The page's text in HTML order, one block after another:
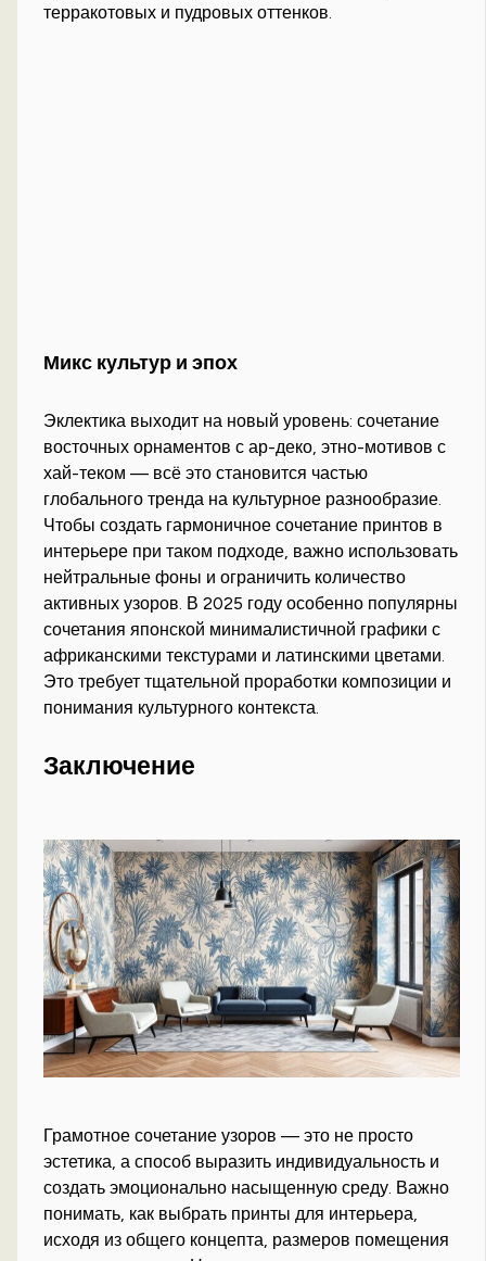
терракотовых и пудровых оттенков.
Микс культур и эпох
Эклектика выходит на новый уровень: сочетание
восточных орнаментов с ар-деко, этно-мотивов с
хай-теком — всё это становится частью
глобального тренда на культурное разнообразие.
Чтобы создать гармоничное сочетание принтов в
интерьере при таком подходе, важно использовать
нейтральные фоны и ограничить количество
активных узоров. В 2025 году особенно популярны
сочетания японской минималистичной графики с
африканскими текстурами и латинскими цветами.
Это требует тщательной проработки композиции и
понимания культурного контекста.
Заключение
Грамотное сочетание узоров — это не просто
эстетика, а способ выразить индивидуальность и
создать эмоционально насыщенную среду. Важно
понимать, как выбрать принты для интерьера,
исходя из общего концепта, размеров помещения